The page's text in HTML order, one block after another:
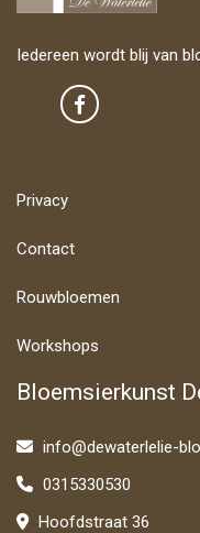
Iedereen wordt blij van
Privacy
Contact
Rouwbloemen
Workshops
Bloemsierkunst
info@dewaterlelie-
0315330530
Hoofdstraat 36